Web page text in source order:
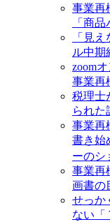
事業再
「商
「見
ル中期
zoom
事業再
税理士
られた
事業再
書き始
ーのシ
事業再
画書の
せっか
ない「